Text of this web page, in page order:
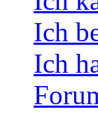
Ich
Ich